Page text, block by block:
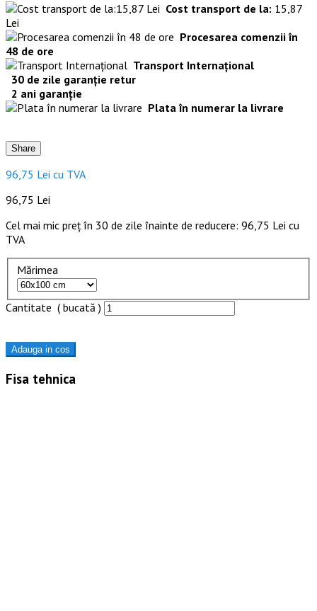
Cost transport de la: 15,87
Lei
Procesarea comenzii în
48 de ore
Transport Internațional
2 ani garanție
Plata în numerar la livrare
Share
96,75 Lei cu TVA
96,75 Lei
Cel mai mic preț în 30 de zile înainte de reducere: 96,75 Lei cu
TVA
Mărimea
Cantitate ( bucată )
Adauga in cos
Fisa tehnica